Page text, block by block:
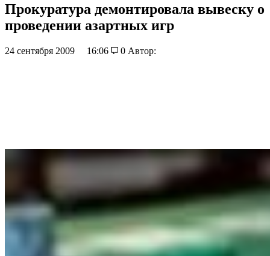
Прокуратура демонтировала вывеску о
проведении азартных игр
24 сентября 2009 16:06 0 Автор: